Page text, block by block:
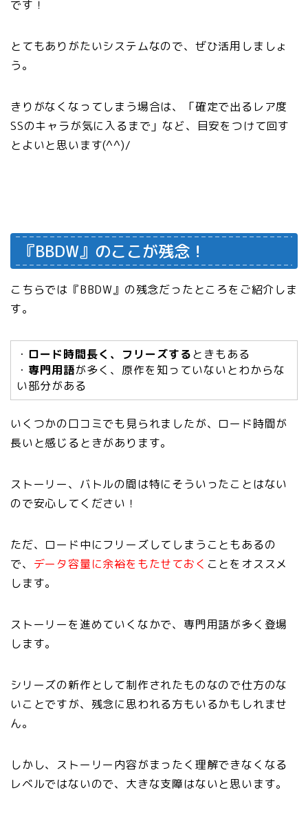
です！
とてもありがたいシステムなので、ぜひ活用しましょ
う。
きりがなくなってしまう場合は、「確定で出るレア度
SSのキャラが気に入るまで」など、目安をつけて回す
とよいと思います(^^)/
『BBDW』のここが残念！
こちらでは『BBDW』の残念だったところをご紹介しま
す。
・ ロード時間長く、フリーズするときもある
・ 専門用語が多く、原作を知っていないとわからな
い部分がある
いくつかの口コミでも見られましたが、ロード時間が
長いと感じるときがあります。
ストーリー、バトルの間は特にそういったことはない
ので安心してください！
ただ、ロード中にフリーズしてしまうこともあるの
で、 データ容量に余裕をもたせておく ことをオススメ
します。
ストーリーを進めていくなかで、 専門用語が多く登場
します。
シリーズの新作として制作されたものなので仕方のな
いことですが、残念に思われる方もいるかもしれませ
ん。
しかし、ストーリー内容がまったく理解できなくなる
レベルではないので、大きな支障はないと思います。